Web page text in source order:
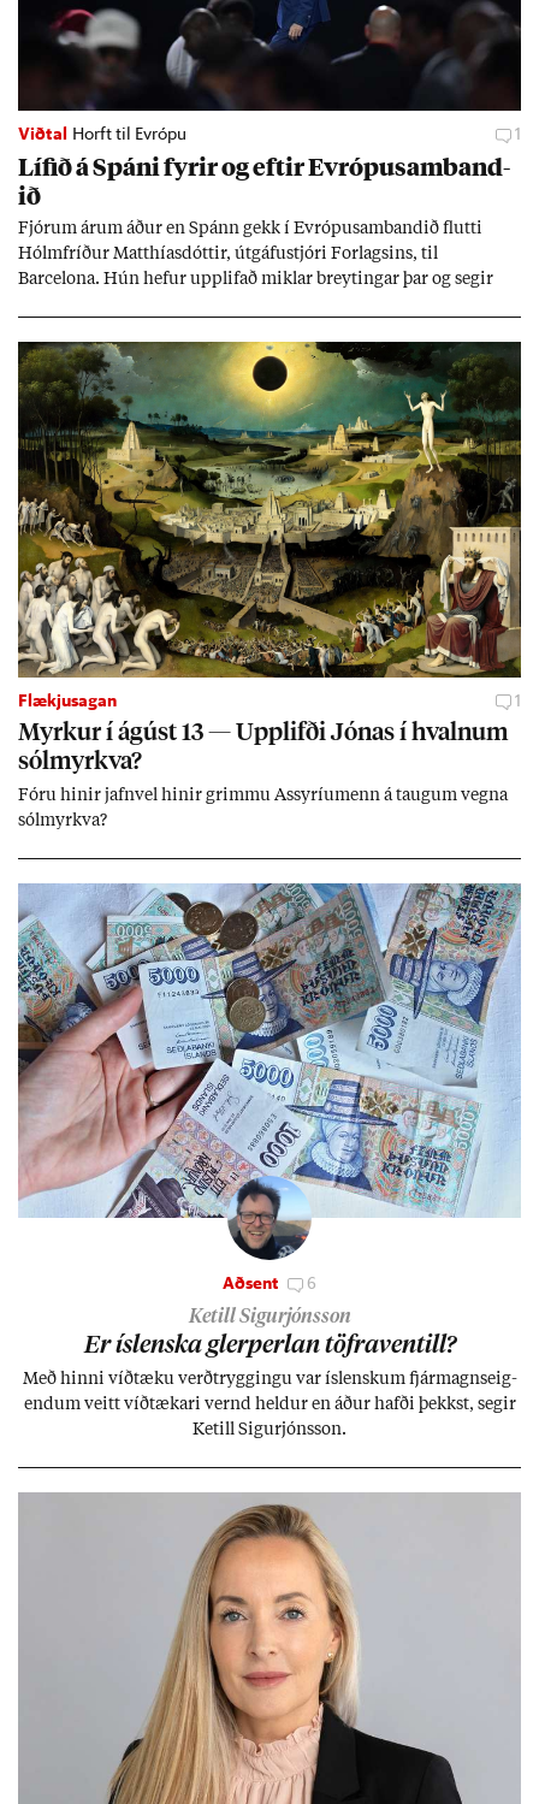
Viðtal Horft til Evrópu 1
Líf­ið á Spáni fyr­ir og eft­ir Evr­ópu­sam­band­
ið
Fjór­um ár­um áð­ur en Spánn gekk í Evr­ópu­sam­band­ið flutti
Hólm­fríð­ur Matth­ías­dótt­ir, út­gáfu­stjóri For­lags­ins, til
Barcelona. Hún hef­ur upp­lif­að mikl­ar breyt­ing­ar þar og seg­ir
jafnt sem styrkj­um til menn­ing­ar­mála. Þá hafi katalónsk­an hlot­
ið með­byr.
Flækjusagan 1
Myrk­ur í ág­úst 13 — Upp­lifði Jón­as í hvaln­um
sól­myrkva?
Fóru hinir jafn­vel hinir grimmu Ass­yríu­menn á taug­um vegna
sól­myrkva?
Aðsent 6
Ketill Sigurjónsson
Er ís­lenska glerperl­an töfra­ventill?
Með hinni víð­tæku verð­trygg­ingu var ís­lensk­um fjár­magns­eig­
end­um veitt víð­tæk­ari vernd held­ur en áð­ur hafði þekkst, seg­ir
Ketill Sig­ur­jóns­son.